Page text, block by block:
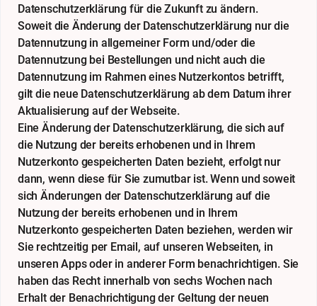
Datenschutzerklärung für die Zukunft zu ändern.
Soweit die Änderung der Datenschutzerklärung nur die
Datennutzung in allgemeiner Form und/oder die
Datennutzung bei Bestellungen und nicht auch die
Datennutzung im Rahmen eines Nutzerkontos betrifft,
gilt die neue Datenschutzerklärung ab dem Datum ihrer
Aktualisierung auf der Webseite.
Eine Änderung der Datenschutzerklärung, die sich auf
die Nutzung der bereits erhobenen und in Ihrem
Nutzerkonto gespeicherten Daten bezieht, erfolgt nur
dann, wenn diese für Sie zumutbar ist. Wenn und soweit
sich Änderungen der Datenschutzerklärung auf die
Nutzung der bereits erhobenen und in Ihrem
Nutzerkonto gespeicherten Daten beziehen, werden wir
Sie rechtzeitig per Email, auf unseren Webseiten, in
unseren Apps oder in anderer Form benachrichtigen. Sie
haben das Recht innerhalb von sechs Wochen nach
Erhalt der Benachrichtigung der Geltung der neuen